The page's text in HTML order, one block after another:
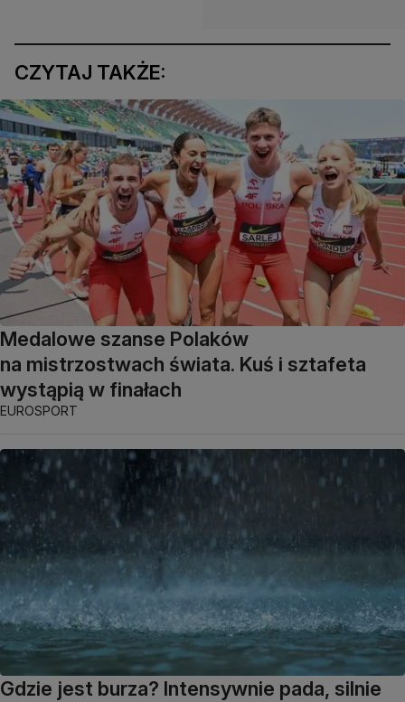
CZYTAJ TAKŻE:
Medalowe szanse Polaków
na mistrzostwach świata. Kuś i sztafeta
wystąpią w finałach
EUROSPORT
Gdzie jest burza? Intensywnie pada, silnie